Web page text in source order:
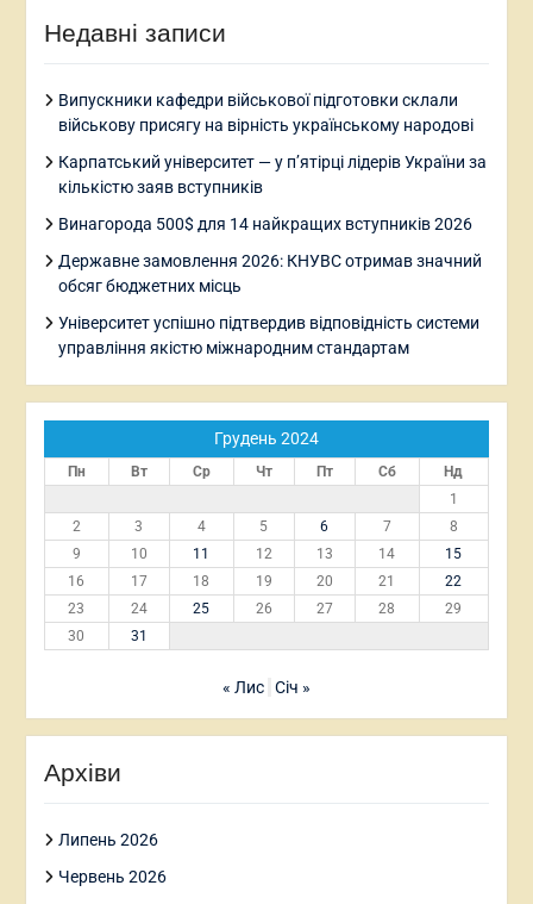
Недавні записи
Випускники кафедри військової підготовки склали
військову присягу на вірність українському народові
Карпатський університет — у п’ятірці лідерів України за
кількістю заяв вступників
Винагорода 500$ для 14 найкращих вступників 2026
Державне замовлення 2026: КНУВС отримав значний
обсяг бюджетних місць
Університет успішно підтвердив відповідність системи
управління якістю міжнародним стандартам
Грудень 2024
Пн Вт Ср Чт Пт Сб
Нд
1
2
3 4 5 6 7
8
9
10 11 12 13 14
15
16
17 18 19 20 21
22
23
24 25 26 27 28
29
30
31
« Лис Січ »
Архіви
Липень 2026
Червень 2026